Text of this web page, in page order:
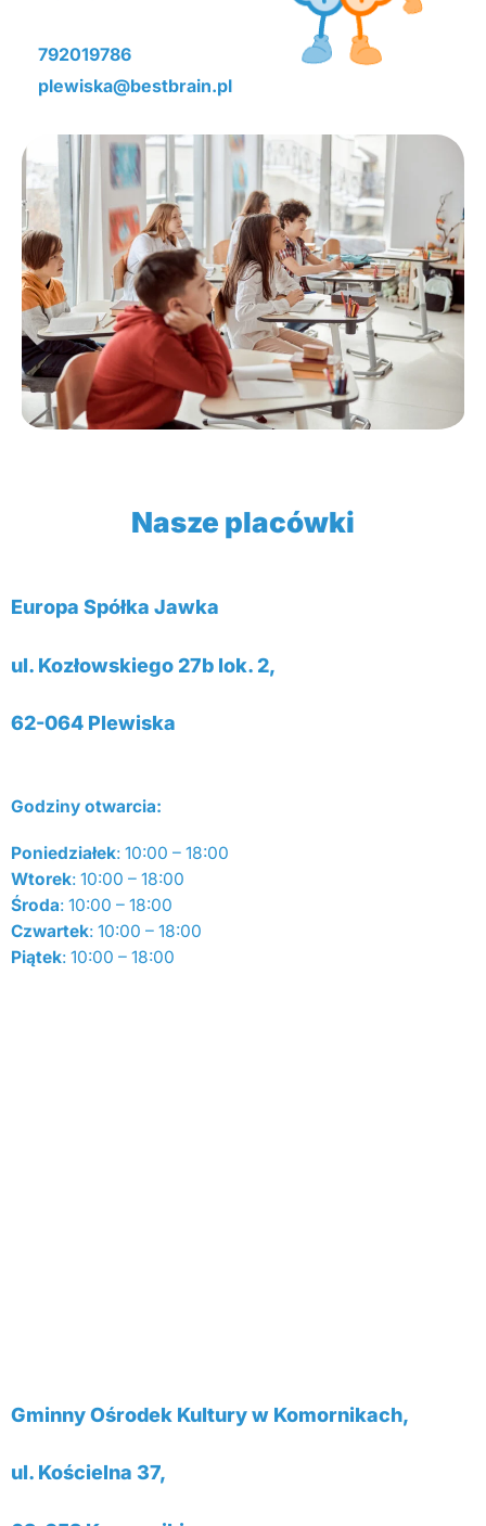
792019786
plewiska@bestbrain.pl
Nasze placówki
Europa Spółka Jawka
ul. Kozłowskiego 27b lok. 2,
62-064 Plewiska
Godziny otwarcia:
Poniedziałek: 10:00 – 18:00
Wtorek: 10:00 – 18:00
Środa: 10:00 – 18:00
Czwartek: 10:00 – 18:00
Piątek: 10:00 – 18:00
Gminny Ośrodek Kultury w Komornikach,
ul. Kościelna 37,